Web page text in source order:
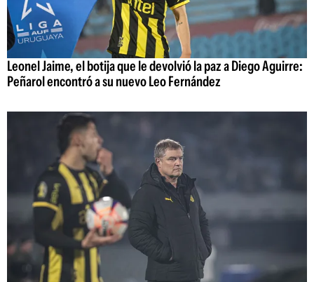
Leonel Jaime, el botija que le devolvió la paz a Diego Aguirre:
Peñarol encontró a su nuevo Leo Fernández